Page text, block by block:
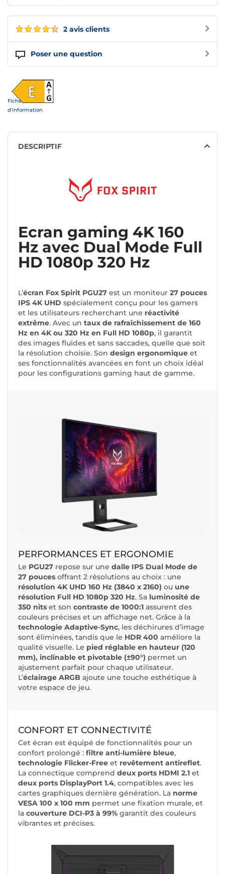
2 avis clients
Poser une question
Fiche
d'information
DESCRIPTIF
Ecran gaming 4K 160
Hz avec Dual Mode Full
HD 1080p 320 Hz
L’écran Fox Spirit PGU27 est un moniteur 27 pouces
IPS 4K UHD spécialement conçu pour les gamers
et les utilisateurs recherchant une réactivité
extrême. Avec un taux de rafraîchissement de 160
Hz en 4K ou 320 Hz en Full HD 1080p, il garantit
des images fluides et sans saccades, quelle que soit
la résolution choisie. Son design ergonomique et
ses fonctionnalités avancées en font un choix idéal
pour les configurations gaming haut de gamme.
PERFORMANCES ET ERGONOMIE
Le PGU27 repose sur une dalle IPS Dual Mode de
27 pouces offrant 2 résolutions au choix : une
résolution 4K UHD 160 Hz (3840 x 2160) ou une
résolution Full HD 1080p 320 Hz. Sa luminosité de
350 nits et son contraste de 1000:1 assurent des
couleurs précises et un affichage net. Grâce à la
technologie Adaptive-Sync, les déchirures d’image
sont éliminées, tandis que le HDR 400 améliore la
qualité visuelle. Le pied réglable en hauteur (120
mm), inclinable et pivotable (±90°) permet un
ajustement parfait pour chaque utilisateur.
L’éclairage ARGB ajoute une touche esthétique à
votre espace de jeu.
CONFORT ET CONNECTIVITÉ
Cet écran est équipé de fonctionnalités pour un
confort prolongé : filtre anti-lumière bleue,
technologie Flicker-Free et revêtement antireflet.
La connectique comprend deux ports HDMI 2.1 et
deux ports DisplayPort 1.4, compatibles avec les
cartes graphiques dernière génération. La norme
VESA 100 x 100 mm permet une fixation murale, et
la couverture DCI-P3 à 99% garantit des couleurs
vibrantes et précises.